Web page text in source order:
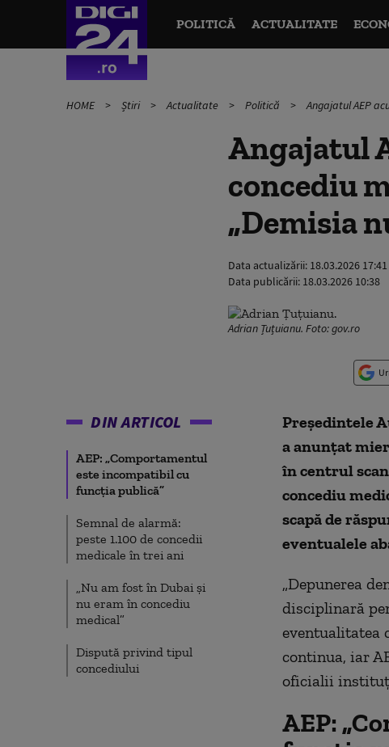
POLITICĂ ACTUALITATE
HOME Știri Actualitate Politică Angajatul AEP
Angajatul
concediu
„Demisia
Data actualizării: 18.03.2026 17:41
Data publicării: 18.03.2026 10:38
Adrian Țuțuianu. Foto: gov.ro
DIN ARTICOL
AEP: „Comportamentul
este incompatibil cu
funcția publică”
Semnal de alarmă:
peste 1.100 de concedii
medicale în trei ani
„Nu am fost în Dubai și
nu eram în concediu
medical”
Dispută privind tipul
concediului
Președintele
a anunțat
în centrul
concediu
scapă de
eventualele
„Depunerea
disciplinară
eventualitatea
continua, iar
oficialii
AEP: